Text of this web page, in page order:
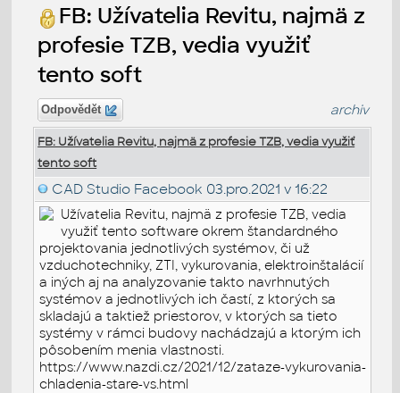
FB: Užívatelia Revitu, najmä z
profesie TZB, vedia využiť
tento soft
Odpovědět archiv
FB: Užívatelia Revitu, najmä z profesie TZB, vedia využiť
tento soft
CAD Studio Facebook 03.pro.2021 v 16:22
Užívatelia Revitu, najmä z profesie TZB, vedia
využiť tento software okrem štandardného
projektovania jednotlivých systémov, či už
vzduchotechniky, ZTI, vykurovania, elektroinštalácií
a iných aj na analyzovanie takto navrhnutých
systémov a jednotlivých ich častí, z ktorých sa
skladajú a taktiež priestorov, v ktorých sa tieto
systémy v rámci budovy nachádzajú a ktorým ich
pôsobením menia vlastnosti.
https://www.nazdi.cz/2021/12/zataze-vykurovania-
chladenia-stare-vs.html